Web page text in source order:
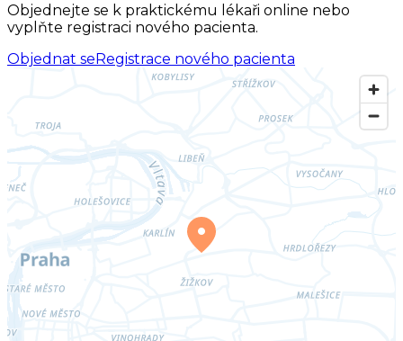
Objednejte se k praktickému lékaři online nebo
vyplňte registraci nového pacienta.
Objednat seRegistrace nového pacienta